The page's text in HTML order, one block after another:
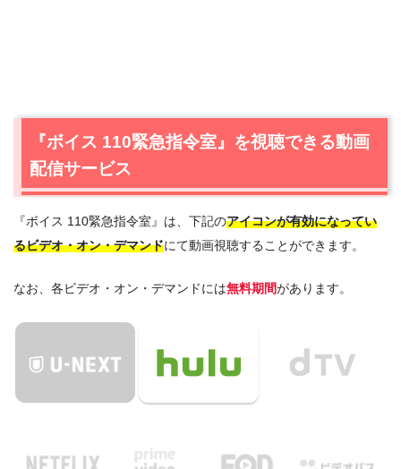
『ボイス 110緊急指令室』を視聴できる動画
配信サービス
『ボイス 110緊急指令室』は、下記のアイコンが有効になってい
るビデオ・オン・デマンドにて動画視聴することができます。
なお、各ビデオ・オン・デマンドには無料期間があります。